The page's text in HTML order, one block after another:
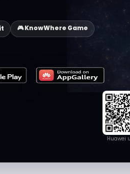
🎮 KnowWhere Game
Huawei